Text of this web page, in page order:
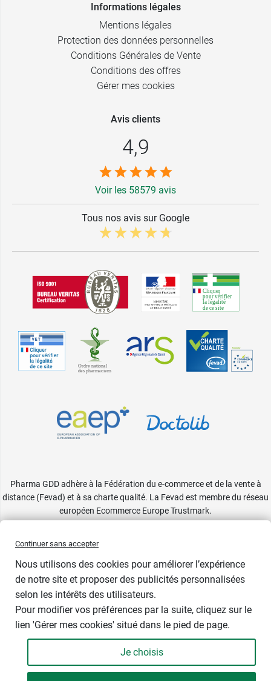
- +
Indisponible
Informations légales
Mentions légales
Protection des données personnelles
Conditions Générales de Vente
Conditions des offres
Gérer mes cookies
Avis clients
4,9
Voir les 58579 avis
Tous nos avis sur Google
Pharma GDD adhère à la Fédération du e-commerce et de la vente à
distance (Fevad) et à sa charte qualité. La Fevad est membre du réseau
européen Ecommerce Europe Trustmark.
Continuer sans accepter
Nous utilisons des cookies pour améliorer l’expérience
de notre site et proposer des publicités personnalisées
selon les intérêts des utilisateurs.
Pour modifier vos préférences par la suite, cliquez sur le
lien 'Gérer mes cookies' situé dans le pied de page.
Je choisis